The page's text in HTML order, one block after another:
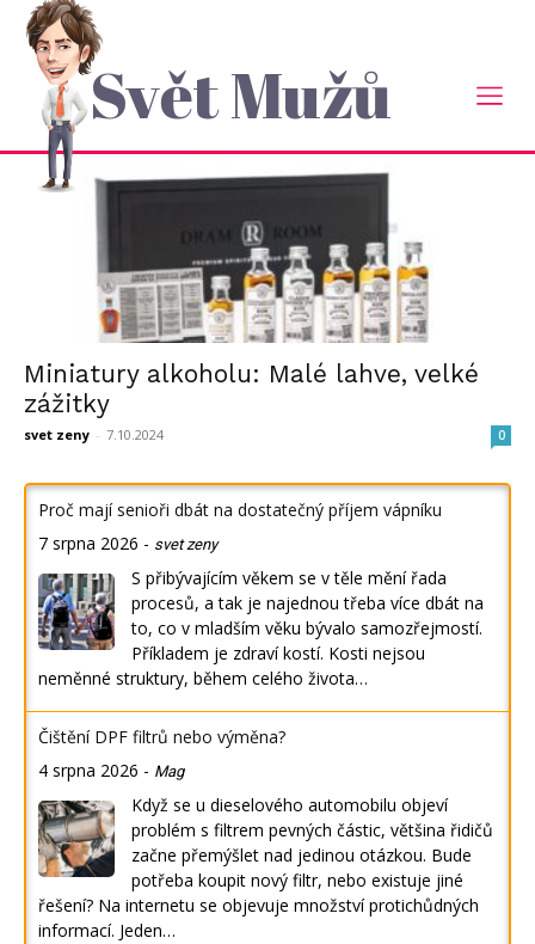
Svět Mužů
Domů Tagy
štítek: vzorky alkoholu
Miniatury alkoholu: Malé lahve, velké
zážitky
svet zeny - 7.10.2024 0
Proč mají senioři dbát na dostatečný příjem vápníku
7 srpna 2026 - svet zeny
S přibývajícím věkem se v těle mění řada
procesů, a tak je najednou třeba více dbát na
to, co v mladším věku bývalo samozřejmostí.
Příkladem je zdraví kostí. Kosti nejsou
neměnné struktury, během celého života…
Čištění DPF filtrů nebo výměna?
4 srpna 2026 - Mag
Když se u dieselového automobilu objeví
problém s filtrem pevných částic, většina řidičů
začne přemýšlet nad jedinou otázkou. Bude
potřeba koupit nový filtr, nebo existuje jiné
řešení? Na internetu se objevuje množství protichůdných
informací. Jeden…